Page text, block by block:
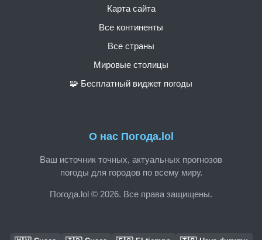
О нас Погода.lol
Ваш источник точных, актуальных прогнозов
погоды для городов по всему миру.
Погода.lol © 2026. Все права защищены.
Карта сайта
Все континенты
Все страны
Мировые столицы
🧩 Бесплатный виджет погоды